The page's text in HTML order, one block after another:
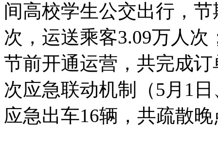
间高校学生公交出行，
次，运送乘客3.09万人
节前开通运营，共完成
次应急联动机制（5月1
应急出车16辆，共疏散